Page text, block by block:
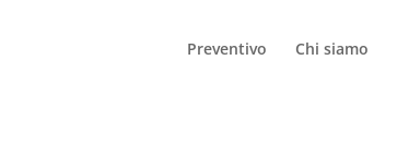
Preventivo Chi siamo